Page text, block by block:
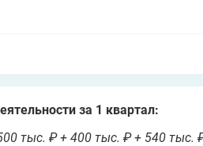
за 1 квартал:
тыс. ₽ + 400 тыс. ₽ + 540